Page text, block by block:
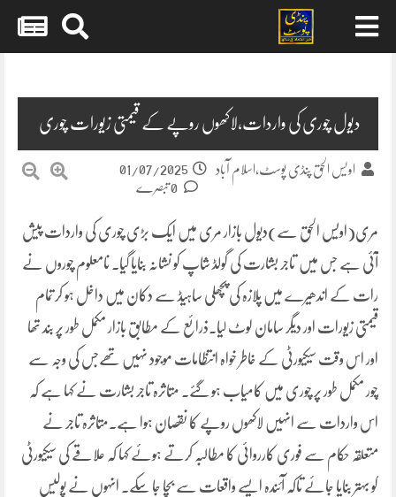
دیول چوری کی واردات،لاکھوں روپے کے قیمتی زیورات چوری
اویس الحق پنڈی پوسٹ،اسلام آباد
01/07/2025
مری(اویس الحق سے)دیول بازار مری میں ایک بڑی چوری کی واردات پیش
آئی ہے جس میں تاجر بشارت کی گولڈ شاپ کو نشانہ بنایا گیا۔ نامعلوم چوروں نے
رات کے اندھیرے میں پلازہ کی پچھلی ساہیڈ سے دکان میں داخل ہو کر تمام
قیمتی زیورات اور دیگر سامان لوٹ لیا۔ذرائع کے مطابق بازار مکمل طور پر بند تھا
اور اس وقت سیکیورٹی کے خاطر خواہ انتظامات موجود نہیں تھےجس کی وجہ سے
چور مکمل طور پر چوری میں کامیاب ہو گئے۔ متاثرہ تاجر بشارت نے کہا ہے کہ
اس واردات سے انہیں لاکھوں روپے کا نقصان ہوا ہے۔متاثرہ تاجر نے
متعلقہ حکام سے فوری کارروائی کا مطالبہ کرتے ہوئے کہا کہ علاقے کی سیکیورٹی
کو بہتر بنایا جائے تاکہ آئندہ ایسے واقعات سے بچا جا سکے۔ انہوں نے پولیس